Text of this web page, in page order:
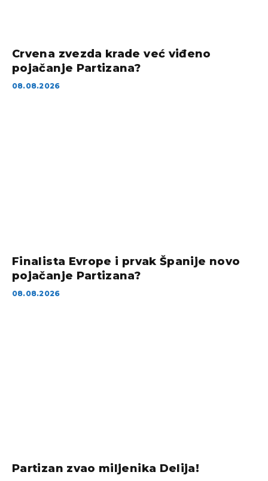
Crvena zvezda krade već viđeno
pojačanje Partizana?
08.08.2026
Finalista Evrope i prvak Španije novo
pojačanje Partizana?
08.08.2026
Partizan zvao miljenika Delija!